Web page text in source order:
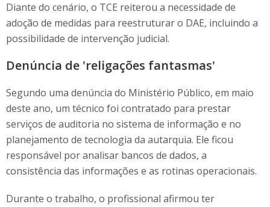
Diante do cenário, o TCE reiterou a necessidade de
adoção de medidas para reestruturar o DAE, incluindo a
possibilidade de intervenção judicial.
Denúncia de 'religações fantasmas'
Segundo uma denúncia do Ministério Público, em maio
deste ano, um técnico foi contratado para prestar
serviços de auditoria no sistema de informação e no
planejamento de tecnologia da autarquia. Ele ficou
responsável por analisar bancos de dados, a
consistência das informações e as rotinas operacionais.
Durante o trabalho, o profissional afirmou ter